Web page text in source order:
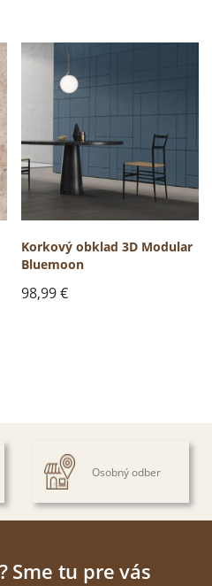
Korkový obklad 3D Modular
Bluemoon
98,99€
Osobný odber
Sme tu pre vás